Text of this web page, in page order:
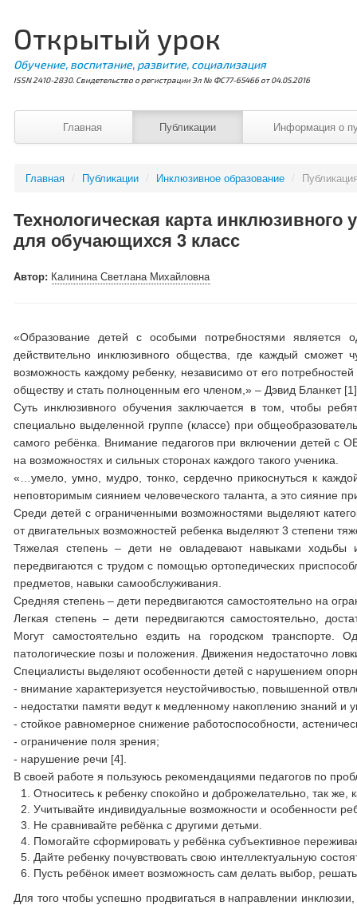
Открытый урок
Обучение, воспитание, развитие, социализация
ISSN 2410-2830. Свидетельство о регистрации Эл № ФС77-65466 от 04.05.2016
Главная Публикации Информация о
Главная / Публикации / Инклюзивное образование /
Технологическая карта
для обучающихся 3 класс
Автор: Калинина Светлана Михайловна
«Образование детей с особыми потребностями
действительно инклюзивного общества, где каждый сможет
возможность каждому ребенку, независимо от его
обществу и стать полноценным его членом,» – Дэвид Бланкет
Суть инклюзивного обучения заключается в том, чтобы
специально выделенной группе (классе) при
самого ребёнка. Внимание педагогов при включении детей с
на возможностях и сильных сторонах каждого такого ученика.
«…умело, умно, мудро, тонко, сердечно прикоснуться к
неповторимым сиянием человеческого таланта, а это сияние
Среди детей с ограниченными возможностями выделяют
от двигательных возможностей ребенка выделяют 3 степени
Тяжелая степень – дети не овладевают навыками ходьбы
передвигаются с трудом с помощью ортопедических
предметов, навыки самообслуживания.
Средняя степень – дети передвигаются самостоятельно на
Легкая степень – дети передвигаются самостоятельно,
Могут самостоятельно ездить на городском транспорте.
патологические позы и положения. Движения недостаточно
Специалисты выделяют особенности детей с нарушением
- внимание характеризуется неустойчивостью, повышенной
- недостатки памяти ведут к медленному накоплению знаний
- стойкое равномерное снижение работоспособности,
- ограничение поля зрения;
- нарушение речи [4].
В своей работе я пользуюсь рекомендациями педагогов по
Относитесь к ребенку спокойно и доброжелательно, так же,
Учитывайте индивидуальные возможности и особенности
Не сравнивайте ребёнка с другими детьми.
Помогайте сформировать у ребёнка субъективное
Дайте ребенку почувствовать свою интеллектуальную
Пусть ребёнок имеет возможность сам делать выбор,
Для того чтобы успешно продвигаться в направлении